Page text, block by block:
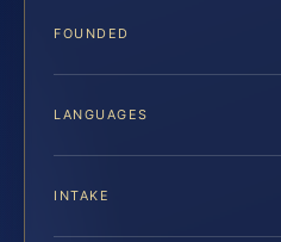
FOUNDED
LANGUAGES
INTAKE